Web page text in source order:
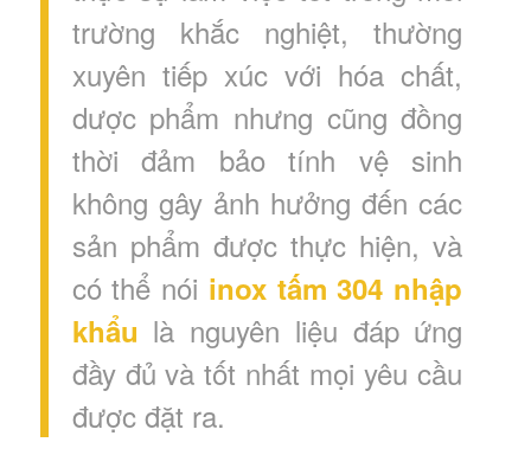
trường khắc nghiệt, thường
xuyên tiếp xúc với hóa chất,
dược phẩm nhưng cũng đồng
thời đảm bảo tính vệ sinh
không gây ảnh hưởng đến các
sản phẩm được thực hiện, và
có thể nói inox tấm 304 nhập
khẩu là nguyên liệu đáp ứng
đầy đủ và tốt nhất mọi yêu cầu
được đặt ra.